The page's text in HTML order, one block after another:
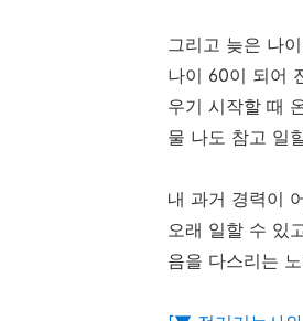
그리고 늦은 나
나이 60이 되어
우기 시작할 때
물 나도 참고 일
내 과거 경력이
오래 일할 수 있
음을 다스리는